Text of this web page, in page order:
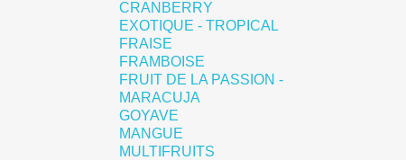
CRANBERRY
EXOTIQUE - TROPICAL
FRAISE
FRAMBOISE
FRUIT DE LA PASSION -
MARACUJA
GOYAVE
MANGUE
MULTIFRUITS